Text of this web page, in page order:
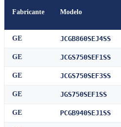
Fabricante Modelo
GE JCGB860SEJ4SS
GE JCGS750SEF1SS
GE JCGS750SEF3SS
GE JGS750SEF1SS
GE PCGB940SEJ1SS